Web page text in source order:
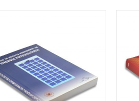
AÑADIR AL CARRITO
/
DETALLES